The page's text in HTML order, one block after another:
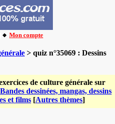
🔸 Mon compte
> quiz n°35069 : Dessins
de culture générale sur
Bandes dessinées, mangas, dessins
et films [Autres thèmes]